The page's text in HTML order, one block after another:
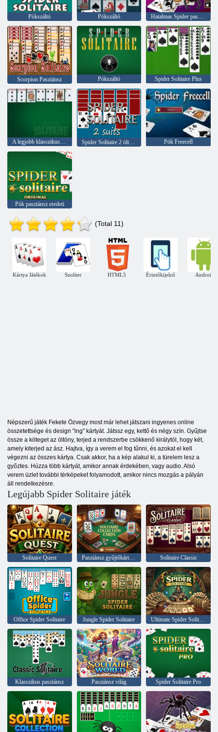
Pókszáltó Pókszáltó Hatalmas Spider pasziánsz
Scorpion Pasziánsz Pókszáltó Spider Solitaire Plus
Spider Solitaire 2 öltöny Pók Freecell
Pók pasziánsz eredeti
(Total 11)
Kártya Játékok Szoliter HTML5 Érintőkijelző Android
Népszerű játék Fekete Özvegy most már lehet játszani ingyenes online
összetettsége és design "ing" kártyát. Játssz egy, kettő és négy szín. Gyűjtse
össze a köteget az öltöny, terjed a rendszerbe csökkenő királytól, hogy két,
amely kiterjed az ász. Hajtva, így a verem el fog tűnni, és azokat el kell
végezni az összes kártya. Csak akkor, ha a kép alakul ki, a türelem lesz a
győztes. Húzza több kártyát, amikor annak érdekében, vagy audio. Alsó
verem üzlet további térképeket folyamodott, amikor nincs mozgás a pályán
áll rendelkezésre.
Legújabb Spider Solitaire játék
Solitaire Quest Pasziánsz gyűjtőkártyák Solitaire Classic
Office Spider Solitaire Jungle Spider Solitaire Ultimate Spider Solitaire
Klasszikus pasziánsz Pasziánsz világ Spider Solitaire Pro